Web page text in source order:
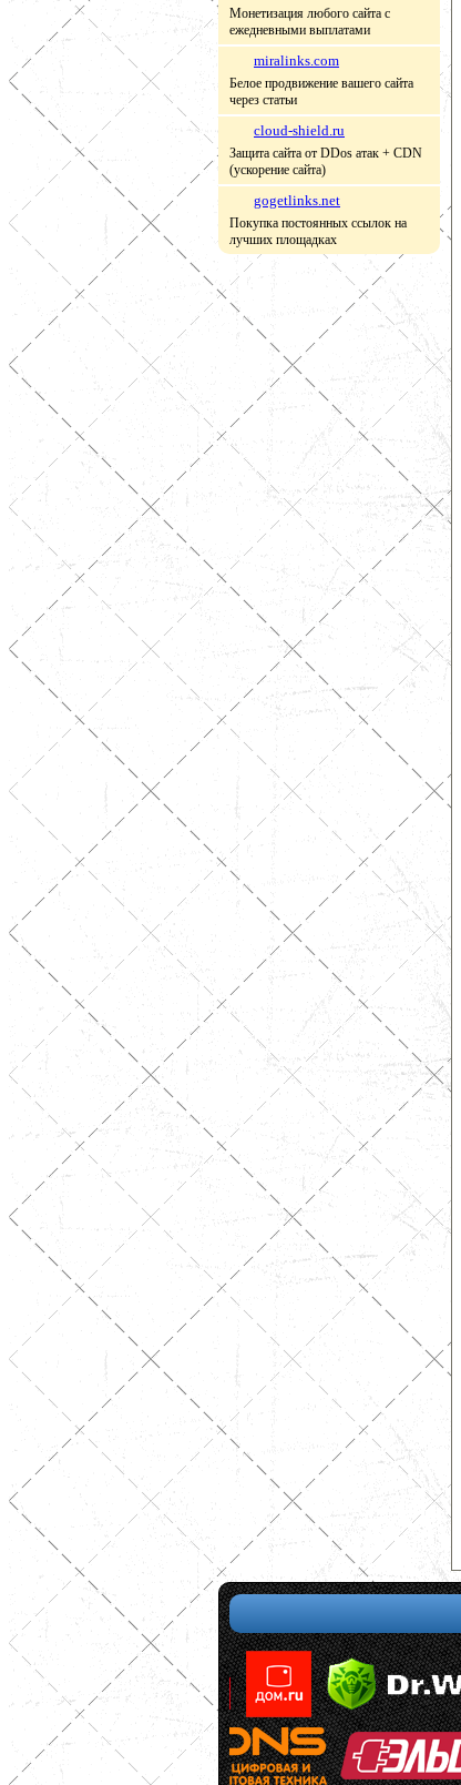
Монетизация любого сайта с
ежедневными выплатами
miralinks.com
Белое продвижение вашего сайта
через статьи
cloud-shield.ru
Защита сайта от DDos атак + CDN
(ускорение сайта)
gogetlinks.net
Покупка постоянных ссылок на
лучших площадках